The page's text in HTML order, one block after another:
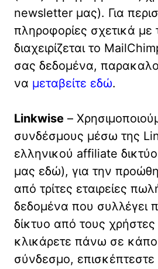
newsletter μας). Για
πληροφορίες σχετικά με
διαχειρίζεται το
σας δεδομένα,
να μεταβείτε εδώ.
Linkwise –
συνδέσμους μέσω της
ελληνικού affiliate
μας εδώ), για την
από τρίτες εταιρείες
δεδομένα που συλλέγει
δίκτυο από τους χρήστες
κλικάρετε πάνω σε
σύνδεσμο,